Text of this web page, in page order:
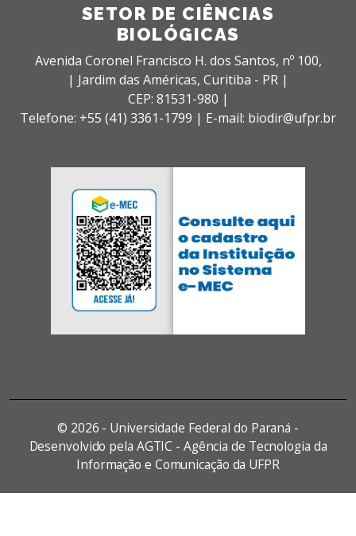
SETOR DE CIÊNCIAS
BIOLÓGICAS
Avenida Coronel Francisco H. dos Santos, nº 100,
| Jardim das Américas, Curitiba - PR |
CEP: 81531-980 |
Telefone: +55 (41) 3361-1799 | E-mail: biodir@ufpr.br
© 2026 - Universidade Federal do Paraná -
Desenvolvido pela AGTIC - Agência de Tecnologia da
Informação e Comunicação da UFPR